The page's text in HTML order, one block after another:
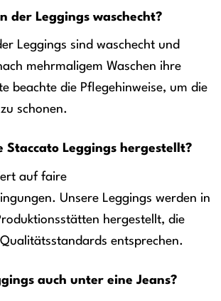
der Leggings waschecht?
Leggings sind waschecht und
mehrmaligem Waschen ihre
beachte die Pflegehinweise, um die
schonen.
Staccato Leggings hergestellt?
auf faire
Unsere Leggings werden in
hergestellt, die
entsprechen.
auch unter eine Jeans?